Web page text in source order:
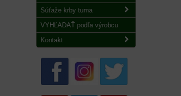
Súťaže krby tuma
VYHĽADAŤ podľa výrobcu
Kontakt